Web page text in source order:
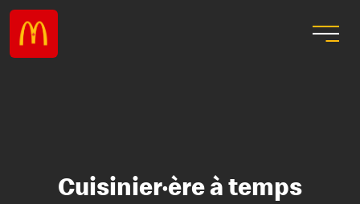
Cuisinier·ère à temps